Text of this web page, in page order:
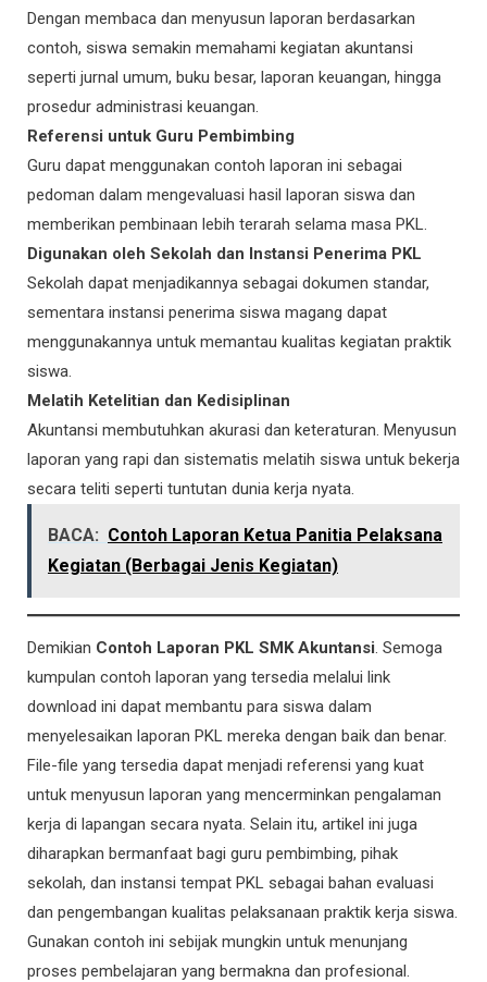
Dengan membaca dan menyusun laporan berdasarkan
contoh, siswa semakin memahami kegiatan akuntansi
seperti jurnal umum, buku besar, laporan keuangan, hingga
prosedur administrasi keuangan.
Referensi untuk Guru Pembimbing
Guru dapat menggunakan contoh laporan ini sebagai
pedoman dalam mengevaluasi hasil laporan siswa dan
memberikan pembinaan lebih terarah selama masa PKL.
Digunakan oleh Sekolah dan Instansi Penerima PKL
Sekolah dapat menjadikannya sebagai dokumen standar,
sementara instansi penerima siswa magang dapat
menggunakannya untuk memantau kualitas kegiatan praktik
siswa.
Melatih Ketelitian dan Kedisiplinan
Akuntansi membutuhkan akurasi dan keteraturan. Menyusun
laporan yang rapi dan sistematis melatih siswa untuk bekerja
secara teliti seperti tuntutan dunia kerja nyata.
BACA: Contoh Laporan Ketua Panitia Pelaksana
Kegiatan (Berbagai Jenis Kegiatan)
Demikian Contoh Laporan PKL SMK Akuntansi . Semoga
kumpulan contoh laporan yang tersedia melalui link
download ini dapat membantu para siswa dalam
menyelesaikan laporan PKL mereka dengan baik dan benar.
File-file yang tersedia dapat menjadi referensi yang kuat
untuk menyusun laporan yang mencerminkan pengalaman
kerja di lapangan secara nyata. Selain itu, artikel ini juga
diharapkan bermanfaat bagi guru pembimbing, pihak
sekolah, dan instansi tempat PKL sebagai bahan evaluasi
dan pengembangan kualitas pelaksanaan praktik kerja siswa.
Gunakan contoh ini sebijak mungkin untuk menunjang
proses pembelajaran yang bermakna dan profesional.